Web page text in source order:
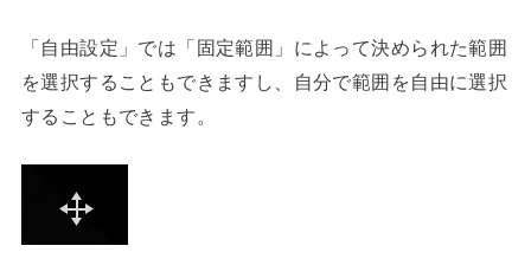
「自由設定」では「固定範囲」によって決められた範囲
を選択することもできますし、自分で範囲を自由に選択
することもできます。